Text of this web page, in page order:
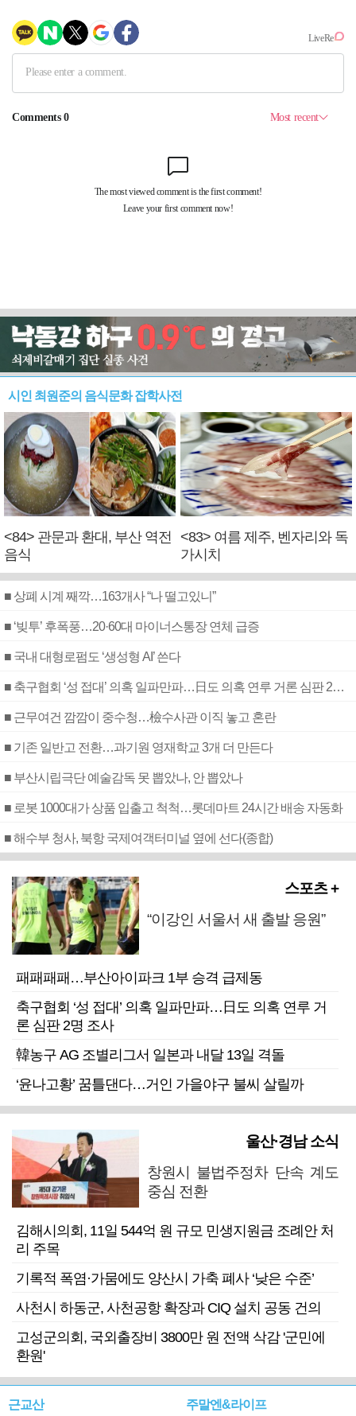
시인 최원준의 음식문화 잡학사전
<84> 관문과 환대, 부산 역전
음식
<83> 여름 제주, 벤자리와 독
가시치
■ 상폐 시계 째깍…163개사 “나 떨고있니”
■ ‘빚투’ 후폭풍…20·60대 마이너스통장 연체 급증
■ 국내 대형로펌도 ‘생성형 AI’ 쓴다
■ 축구협회 ‘성 접대’ 의혹 일파만파…日도 의혹 연루 거론 심판 2명 조사
■ 근무여건 깜깜이 중수청…檢수사관 이직 놓고 혼란
■ 기존 일반고 전환…과기원 영재학교 3개 더 만든다
■ 부산시립극단 예술감독 못 뽑았나, 안 뽑았나
■ 로봇 1000대가 상품 입출고 척척…롯데마트 24시간 배송 자동화
■ 해수부 청사, 북항 국제여객터미널 옆에 선다(종합)
스포츠 +
“이강인 서울서 새 출발 응원”
패패패패…부산아이파크 1부 승격 급제동
축구협회 ‘성 접대’ 의혹 일파만파…日도 의혹 연루 거
론 심판 2명 조사
韓농구 AG 조별리그서 일본과 내달 13일 격돌
‘윤나고황’ 꿈틀댄다…거인 가을야구 불씨 살릴까
울산·경남 소식
창원시 불법주정차 단속 계도
중심 전환
김해시의회, 11일 544억 원 규모 민생지원금 조례안 처
리 주목
기록적 폭염·가뭄에도 양산시 가축 폐사 ‘낮은 수준’
사천시 하동군, 사천공항 확장과 CIQ 설치 공동 건의
고성군의회, 국외출장비 3800만 원 전액 삭감 '군민에
환원'
근교산 주말엔&라이프